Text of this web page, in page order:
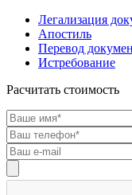
Легализация
Апостиль
Перевод
Истребование
Расчитать стоимость